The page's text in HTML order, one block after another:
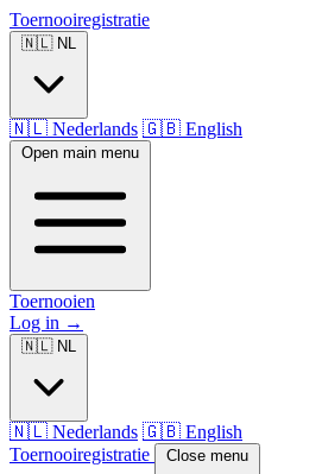
Toernooiregistratie
🇳🇱 NL
🇳🇱 Nederlands 🇬🇧 English
Open main menu
Toernooien
Log in →
🇳🇱 NL
🇳🇱 Nederlands 🇬🇧 English
Toernooiregistratie
Close menu